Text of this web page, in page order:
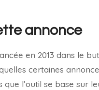
annonce
en 2013 dans le
certaines
l’outil se base sur